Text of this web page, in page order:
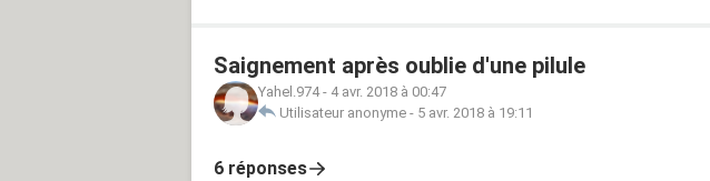
Saignement après oublie d'une pilule
Yahel.974- 4 avr. 2018 à 00:47
Utilisateur anonyme - 5 avr. 2018 à 19:11
6 réponses